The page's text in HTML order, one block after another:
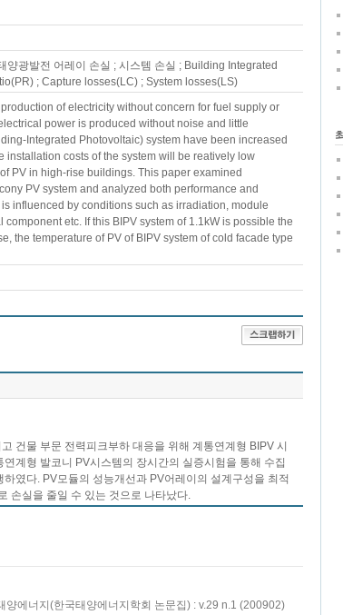
양광발전 어레이 손실 ; 시스템 손실 ; Building Integrated
; Capture losses(LC) ; System losses(LS)
of electricity without concern for fuel supply or
power is produced without noise and little
Integrated Photovoltaic) system have been increased
installation costs of the system will be reatively low
PV in high-rise buildings. This paper examined
PV system and analyzed both performance and
influenced by conditions such as irradiation, module
etc. If this BIPV system of 1.1kW is possible the
the temperature of PV of BIPV system of cold facade type
건물 부문 전력피크부하 대응을 위해 계통연계형 BIPV 시
계형 발코니 PV시스템의 장시간의 실증시험을 통해 수집
였다. PV모듈의 성능개선과 PV어레이의 설계구성을 최적
손실을 줄일 수 있는 것으로 나타났다.
양에너지(한국태양에너지학회 논문집) : v.29 n.1 (200902)